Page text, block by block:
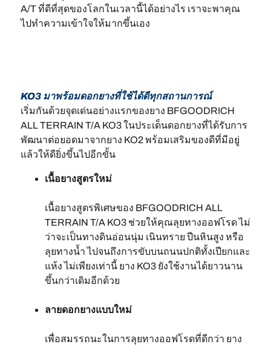
A/T ที่ดีที่สุดของโลกในเวลานี้ได้อย่างไร เราจะพาคุณ
ไปทำความเข้าใจให้มากขึ้นเอง
KO3 มาพร้อมดอกยางที่ใช้ได้ดีทุกสถานการณ์
เริ่มกันด้วยจุดเด่นอย่างแรกของยาง BFGOODRICH
ALL TERRAIN T/A KO3 ในประเด็นดอกยางที่ได้รับการ
พัฒนาต่อยอดมาจากยาง KO2 พร้อมเสริมของดีที่มีอยู่
แล้วให้ดียิ่งขึ้นไปอีกขั้น
เนื้อยางสูตรใหม่
เนื้อยางสูตรพิเศษของ BFGOODRICH ALL
TERRAIN T/A KO3 ช่วยให้คุณลุยทางออฟโรด ไม่
ว่าจะเป็นทางดินอ่อนนุ่ม เนินทราย ปีนหินสูง หรือ
ลุยทางน้ำ ไปจนถึงการขับบนถนนปกติทั้งเปียกและ
แห้ง ไม่เพียงเท่านี้ ยาง KO3 ยังใช้งานได้ยาวนาน
ขึ้นกว่าเดิมอีกด้วย
ลายดอกยางแบบใหม่
เพื่อสมรรถนะในการลุยทางออฟโรดที่ดีกว่า ยาง